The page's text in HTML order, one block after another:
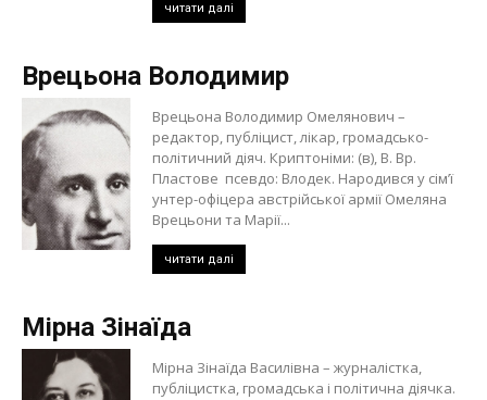
читати далі
Врецьона Володимир
Врецьона Володимир Омелянович –
редактор, публіцист, лікар, громадсько-
політичний діяч. Криптоніми: (в), В. Вр.
Пластове псевдо: Влодек. Народився у сім’ї
унтер-офіцера австрійської армії Омеляна
Врецьони та Марії...
читати далі
Мірна Зінаїда
Мірна Зінаїда Василівна – журналістка,
публіцистка, громадська і політична діячка.